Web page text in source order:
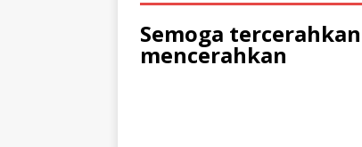
Semoga
mencerahkan